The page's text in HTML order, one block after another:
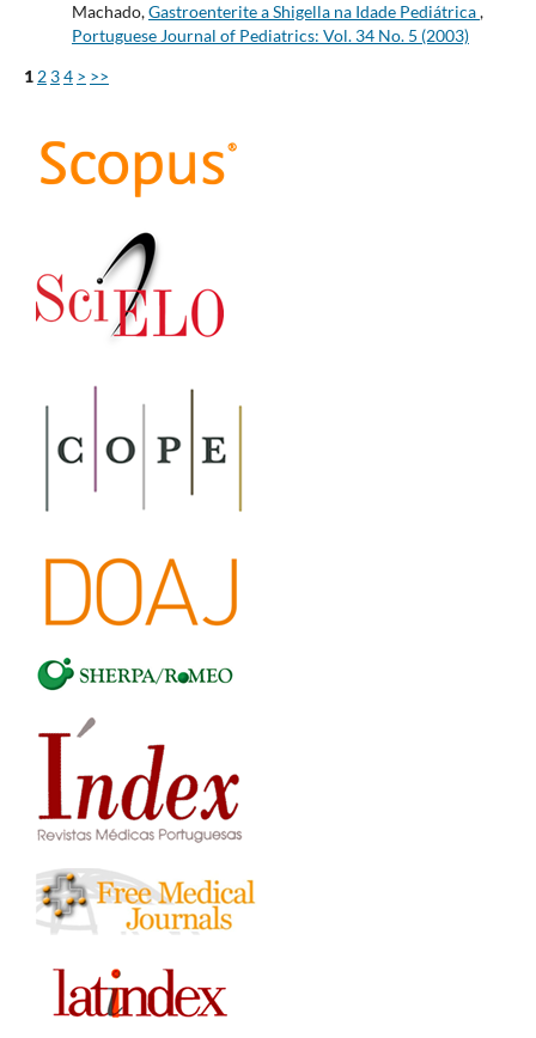
Machado,Gastroenterite a Shigella na Idade Pediátrica,
Portuguese Journal of Pediatrics: Vol. 34 No. 5 (2003)
1 2 34 > >>